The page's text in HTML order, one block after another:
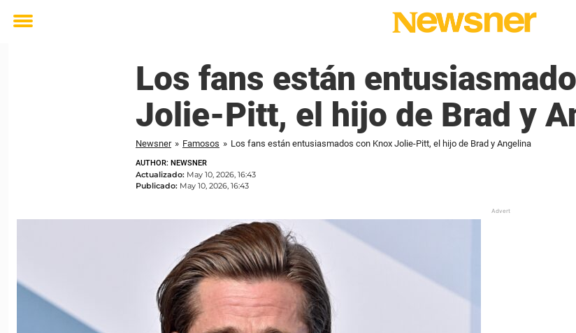
Toggle
Los fans están
Jolie-Pitt, el hijo de Brad y
Newsner » Famosos » Los fans están entusiasmados con Knox Jolie-Pitt, el hijo de Brad y Angelina
AUTHOR: NEWSNER
Actualizado: May 10, 2026, 16:43
Publicado: May 10, 2026, 16:43